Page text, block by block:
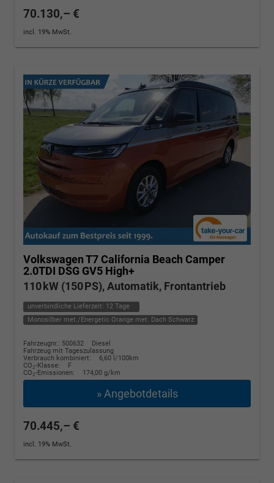
70.130,– €
incl. 19% MwSt.
Volkswagen T7 California Beach Camper
2.0TDI DSG GV5 High+
110 kW (150 PS), Automatik, Frontantrieb
unverbindliche Lieferzeit: 12 Tage
Monosilber met./Energetic Orange met. Dach Schwarz
Fahrzeugnr.: 500632
Diesel
Fahrzeug mit Tageszulassung
Verbrauch kombiniert:
6,60 l/100km
CO2-Klasse:
F
CO2-Emissionen: 174,00 g/km
» Angebotdetails
70.445,– €
incl. 19% MwSt.